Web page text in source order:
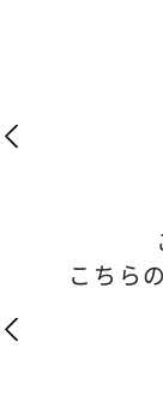
こちら